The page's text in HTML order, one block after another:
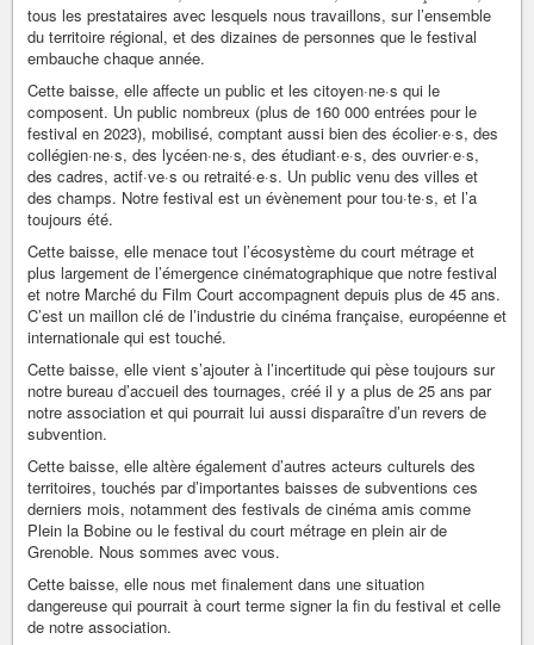
tous les prestataires avec lesquels nous travaillons, sur l’ensemble
du territoire régional, et des dizaines de personnes que le festival
embauche chaque année.
Cette baisse, elle affecte un public et les citoyen·ne·s qui le
composent. Un public nombreux (plus de 160 000 entrées pour le
festival en 2023), mobilisé, comptant aussi bien des écolier·e·s, des
collégien·ne·s, des lycéen·ne·s, des étudiant·e·s, des ouvrier·e·s,
des cadres, actif·ve·s ou retraité·e·s. Un public venu des villes et
des champs. Notre festival est un évènement pour tou·te·s, et l’a
toujours été.
Cette baisse, elle menace tout l’écosystème du court métrage et
plus largement de l’émergence cinématographique que notre festival
et notre Marché du Film Court accompagnent depuis plus de 45 ans.
C’est un maillon clé de l’industrie du cinéma française, européenne et
internationale qui est touché.
Cette baisse, elle vient s’ajouter à l’incertitude qui pèse toujours sur
notre bureau d’accueil des tournages, créé il y a plus de 25 ans par
notre association et qui pourrait lui aussi disparaître d’un revers de
subvention.
Cette baisse, elle altère également d’autres acteurs culturels des
territoires, touchés par d’importantes baisses de subventions ces
derniers mois, notamment des festivals de cinéma amis comme
Plein la Bobine ou le festival du court métrage en plein air de
Grenoble. Nous sommes avec vous.
Cette baisse, elle nous met finalement dans une situation
dangereuse qui pourrait à court terme signer la fin du festival et celle
de notre association.